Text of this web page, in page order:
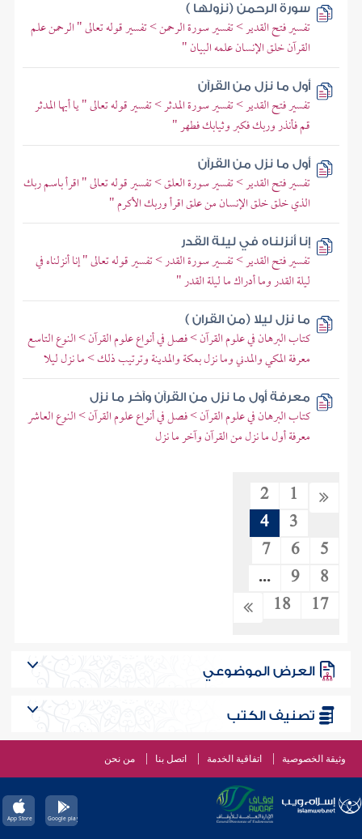
سورة الرحمن (نزولها )
تفسير فتح القدير > تفسير سورة الرحمن > تفسير قوله تعالى " الرحمن علم
القرآن خلق الإنسان علمه البيان "
أول ما نزل من القرآن
تفسير فتح القدير > تفسير سورة المدثر > تفسير قوله تعالى " يا أيها المدثر
قم فأنذر وربك فكبر وثيابك فطهر "
أول ما نزل من القرآن
تفسير فتح القدير > تفسير سورة العلق > تفسير قوله تعالى " اقرأ باسم ربك
الذي خلق خلق الإنسان من علق اقرأ وربك الأكرم "
إنا أنزلناه في ليلة القدر
تفسير فتح القدير > تفسير سورة القدر > تفسير قوله تعالى " إنا أنزلناه في
ليلة القدر وما أدراك ما ليلة القدر "
ما نزل ليلا (من القران )
كتاب البرهان في علوم القرآن > فصل في أنواع علوم القرآن > النوع التاسع
معرفة المكي والمدني وما نزل بمكة والمدينة وترتيب ذلك > ما نزل ليلا
معرفة أول ما نزل من القرآن وآخر ما نزل
كتاب البرهان في علوم القرآن > فصل في أنواع علوم القرآن > النوع العاشر
معرفة أول ما نزل من القرآن وآخر ما نزل
1
2
3
4
5
6
7
8
9
...
17
18
العرض الموضوعي
تصنيف الكتب
وثيقة الخصوصية اتفاقية الخدمة اتصل بنا من نحن